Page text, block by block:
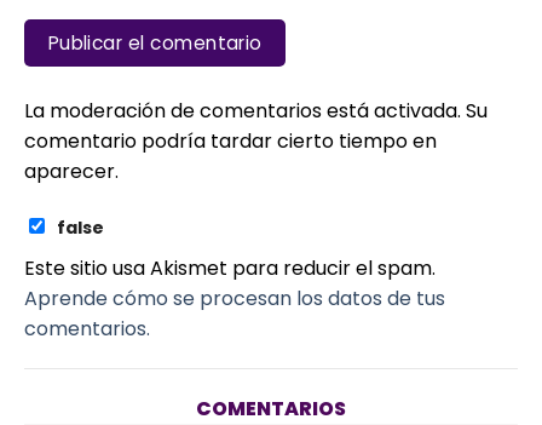
La moderación de comentarios está activada. Su
comentario podría tardar cierto tiempo en
aparecer.
false
Este sitio usa Akismet para reducir el spam.
Aprende cómo se procesan los datos de tus
comentarios.
COMENTARIOS